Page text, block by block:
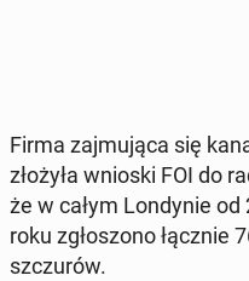
Firma zaj­mu­ją­ca się
złożyła wnioski FOI do
że w całym Lon­dy­nie
roku zgło­szo­no łącznie
szczu­rów.